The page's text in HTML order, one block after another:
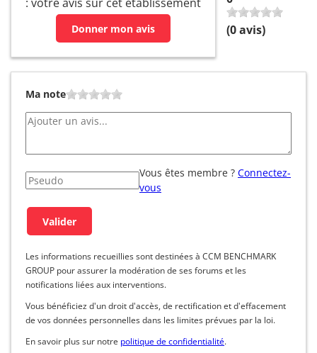
Donner mon avis
(0avis)
Ma note
Vous êtes membre ? Connectez-
vous
Les informations recueillies sont destinées à CCM BENCHMARK
GROUP pour assurer la modération de ses forums et les
notifications liées aux interventions.
Vous bénéficiez d'un droit d'accès, de rectification et d'effacement
de vos données personnelles dans les limites prévues par la loi.
En savoir plus sur notre politique de confidentialité.